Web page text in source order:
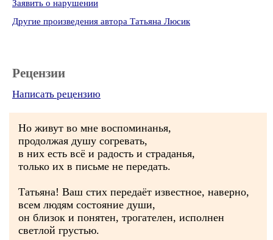
Заявить о нарушении
Другие произведения автора Татьяна Люсик
Рецензии
Написать рецензию
Но живут во мне воспоминанья,
продолжая душу согревать,
в них есть всё и радость и страданья,
только их в письме не передать.
Татьяна! Ваш стих передаёт известное, наверно,
всем людям состояние души,
он близок и понятен, трогателен, исполнен
светлой грустью.